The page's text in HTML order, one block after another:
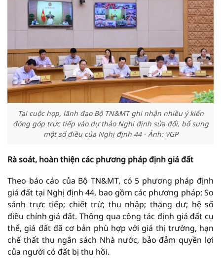
Tại cuộc họp, lãnh đạo Bộ TN&MT ghi nhận nhiều ý kiến
đóng góp trực tiếp vào dự thảo Nghị định sửa đổi, bổ sung
một số điều của Nghị định 44 - Ảnh: VGP
Rà soát, hoàn thiện các phương pháp định giá đất
Theo báo cáo của Bộ TN&MT, có 5 phương pháp định
giá đất tại Nghị định 44, bao gồm các phương pháp: So
sánh trực tiếp; chiết trừ; thu nhập; thặng dư; hệ số
điều chỉnh giá đất. Thông qua công tác định giá đất cụ
thể, giá đất đã cơ bản phù hợp với giá thị trường, hạn
chế thất thu ngân sách Nhà nước, bảo đảm quyền lợi
của người có đất bị thu hồi.